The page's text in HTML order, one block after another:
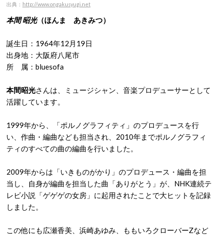
出典： http://www.ongakusyugi.net
本間 昭光（ほんま あきみつ）
誕生日：1964年12月19日
出身地：大阪府八尾市
所 属：bluesofa
本間昭光さんは、ミュージシャン、音楽プロデューサーとして
活躍しています。
1999年から、「ポルノグラフィティ」のプロデュースを行
い、作曲・編曲なども担当され、2010年までポルノグラフィ
ティのすべての曲の編曲を行いました。
2009年からは「いきものがかり」のプロデュース・編曲を担
当し、自身が編曲を担当した曲「ありがとう」が、NHK連続テ
レビ小説「ゲゲゲの女房」に起用されたことで大ヒットを記録
しました。
この他にも広瀬香美、浜崎あゆみ、ももいろクローバーZなど